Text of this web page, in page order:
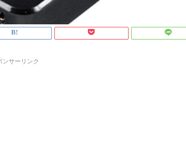
ンサーリンク